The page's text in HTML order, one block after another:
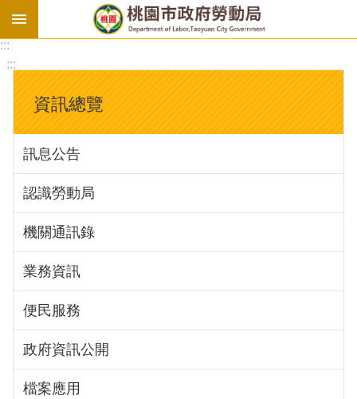
基
法
勞
資
會
庇
護
工
場
進
訊
息
:::
:::
資訊總覽
訊息公告
認識勞動局
機關通訊錄
業務資訊
便民服務
政府資訊公開
檔案應用